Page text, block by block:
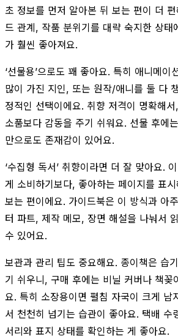
초 정보를 먼저 알아본 뒤 보는 편이 더
드 관계, 작품 분위기를 대략 숙지한 상태
가 훨씬 좋아져요.
‘선물용’으로도 꽤 좋아요. 특히 애니메이
많이 가진 지인, 또는 원작/애니를 둘 다
정적인 선택이에요. 취향 저격이 명확해
소품보다 감동을 주기 쉬워요. 선물 후에
만으로도 존재감이 있어요.
‘수집형 독서’ 취향이라면 더 잘 맞아요.
게 소비하기보다, 좋아하는 페이지를 표
보는 편이에요. 가이드북은 이 방식과 아
터 파트, 제작 메모, 장면 해설을 나눠서
수 있어요.
보관과 관리 팁도 중요해요. 종이책은 습
기 쉬우니, 구매 후에는 비닐 커버나 책꽂
요. 특히 소장용이면 펼침 자국이 크게 남
서 천천히 넘기는 습관이 좋아요. 택배 수
서리와 표지 상태를 확인하는 게 좋아요.